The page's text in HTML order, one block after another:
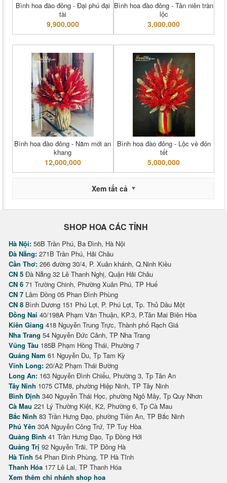
Bình hoa đào đông - Đại phú đại
tài
9,900,000
Bình hoa đào đông - Tân niên tràn
lộc
3,000,000
Bình hoa đào đông - Năm mới an
khang
12,000,000
Bình hoa đào đông - Lộc về đón
tết
5,000,000
Xem tất cả
SHOP HOA CÁC TỈNH
Hà Nội: 56B Trần Phú, Ba Đình, Hà Nội
Đà Nẵng: 271B Trần Phú, Hải Châu
Cần Thơ: 266 đường 30/4, P. Xuân khánh, Q.Ninh Kiều
CN 5 Đà Nẵng 32 Lê Thanh Nghị, Quận Hải Châu
CN 6 71 Trường Chinh, Phường Xuân Phú, TP Huế
CN 7 Lâm Đồng 05 Phan Đình Phùng
CN 8 Bình Dương 151 Phú Lợi, P. Phú Lợi, Tp. Thủ Dầu Một
Đồng Nai 40/198A Phạm Văn Thuận, KP.3, P.Tân Mai Biên Hòa
Kiên Giang 418 Nguyễn Trung Trực, Thành phố Rạch Giá
Nha Trang 54 Nguyễn Đức Cảnh, TP Nha Trang
Vũng Tàu 185B Phạm Hồng Thái, Phường 7
Quảng Nam 61 Nguyễn Du, Tp Tam Kỳ
Vĩnh Long: 20/A2 Phạm Thái Bường
Long An: 163 Nguyễn Đình Chiểu, Phường 3, Tp Tân An
Tây Ninh 1075 CTM8, phường Hiệp Ninh, TP Tây Ninh
Bình Định 340 Nguyễn Thái Học, phường Ngô Mây, Tp Quy Nhơn
Cà Mau 221 Lý Thường Kiệt, K2, Phường 6, Tp Cà Mau
Bắc Ninh 83 Trần Hưng Đạo, phường Tiền An, TP Bắc Ninh
Phú Yên 30A Nguyễn Công Trứ, TP Tuy Hòa
Quảng Bình 41 Trần Hưng Đạo, Tp Đồng Hới
Quảng Trị 92 Nguyễn Trãi, TP Đông Hà
Hà Tĩnh 54 Phan Đình Phùng, TP Hà Tĩnh
Thanh Hóa 177 Lê Lai, TP Thanh Hóa
Xem thêm chi nhánh shop hoa